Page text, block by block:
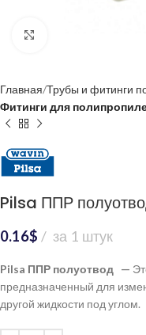
Главная Трубы и фитинги
Фитинги для
Pilsa ППР
0.16$ за 1 штук
Pilsa ППР полуотвод —
предназначенный для
другой жидкости под углом.